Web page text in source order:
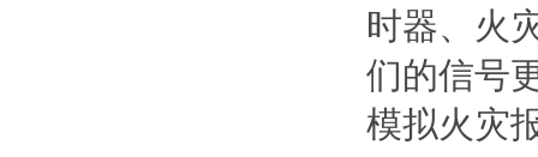
时器、火
们的信号
模拟火灾